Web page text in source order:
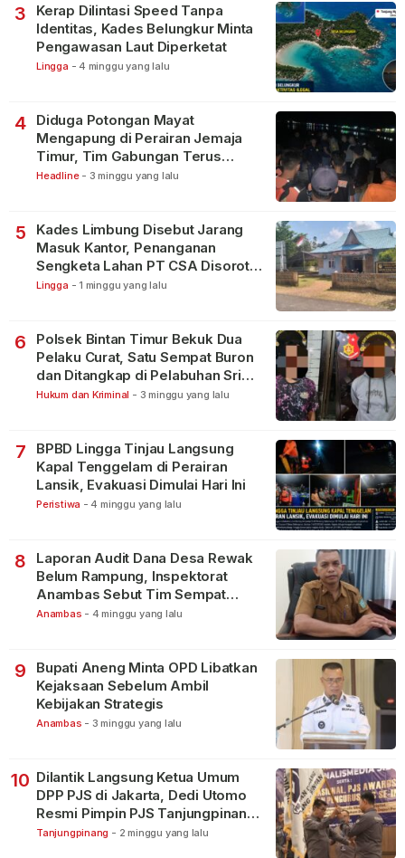
3
Kerap Dilintasi Speed Tanpa
Identitas, Kades Belungkur Minta
Pengawasan Laut Diperketat
Lingga - 4 minggu yang lalu
4
Diduga Potongan Mayat
Mengapung di Perairan Jemaja
Timur, Tim Gabungan Terus
Lakukan Pencarian
Headline - 3 minggu yang lalu
5
Kades Limbung Disebut Jarang
Masuk Kantor, Penanganan
Sengketa Lahan PT CSA Disorot
Warga
Lingga - 1 minggu yang lalu
6
Polsek Bintan Timur Bekuk Dua
Pelaku Curat, Satu Sempat Buron
dan Ditangkap di Pelabuhan Sri
Bintan Pura
Hukum dan Kriminal - 3 minggu yang lalu
7
BPBD Lingga Tinjau Langsung
Kapal Tenggelam di Perairan
Lansik, Evakuasi Dimulai Hari Ini
Peristiwa - 4 minggu yang lalu
8
Laporan Audit Dana Desa Rewak
Belum Rampung, Inspektorat
Anambas Sebut Tim Sempat
Terbagi Tangani Kasus Lain
Anambas - 4 minggu yang lalu
9
Bupati Aneng Minta OPD Libatkan
Kejaksaan Sebelum Ambil
Kebijakan Strategis
Anambas - 3 minggu yang lalu
10 Dilantik Langsung Ketua Umum
DPP PJS di Jakarta, Dedi Utomo
Resmi Pimpin PJS Tanjungpinang-
Bintan
Tanjungpinang - 2 minggu yang lalu